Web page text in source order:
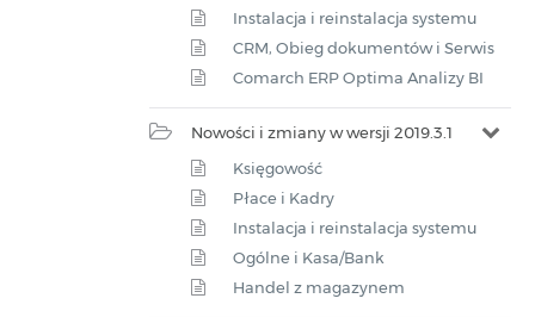
Instalacja i reinstalacja systemu
CRM, Obieg dokumentów i Serwis
Comarch ERP Optima Analizy BI
Nowości i zmiany w wersji 2019.3.1
Księgowość
Płace i Kadry
Instalacja i reinstalacja systemu
Ogólne i Kasa/Bank
Handel z magazynem